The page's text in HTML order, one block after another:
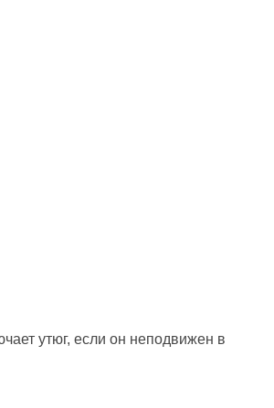
утюг, если он неподвижен в